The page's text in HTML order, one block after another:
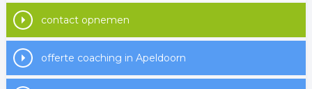
contact opnemen
offerte coaching in Apeldoorn